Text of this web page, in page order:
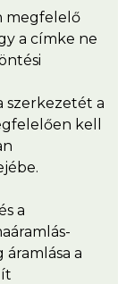
megfelelő
a címke ne
szerkezetét a
kell
a
a